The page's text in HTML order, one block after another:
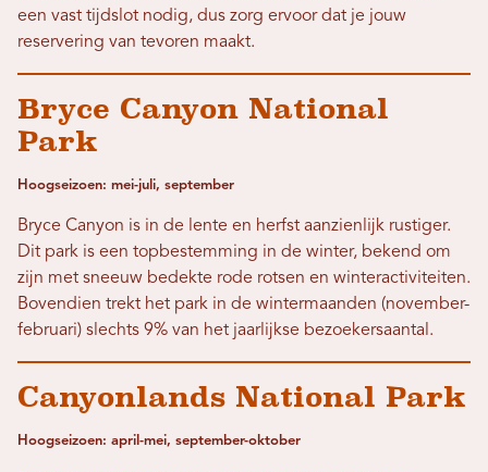
een vast tijdslot nodig, dus zorg ervoor dat je jouw
reservering van tevoren maakt.
Bryce Canyon National
Park
Hoogseizoen: mei-juli, september
Bryce Canyon is in de lente en herfst aanzienlijk rustiger.
Dit park is een topbestemming in de winter, bekend om
zijn met sneeuw bedekte rode rotsen en winteractiviteiten.
Bovendien trekt het park in de wintermaanden (november-
februari) slechts 9% van het jaarlijkse bezoekersaantal.
Canyonlands National Park
Hoogseizoen: april-mei, september-oktober